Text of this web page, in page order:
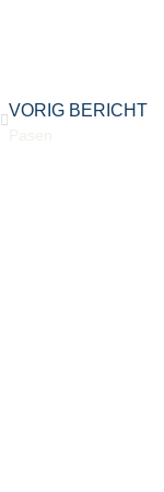
VORIG BERICHT